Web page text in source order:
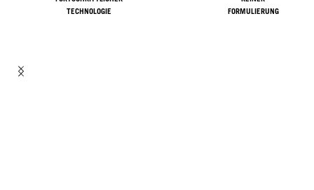
TECHNOLOGIE
FORMULIERUNG